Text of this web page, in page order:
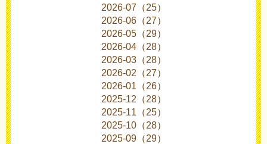
2026-07（25）
2026-06（27）
2026-05（29）
2026-04（28）
2026-03（28）
2026-02（27）
2026-01（26）
2025-12（28）
2025-11（25）
2025-10（28）
2025-09（29）